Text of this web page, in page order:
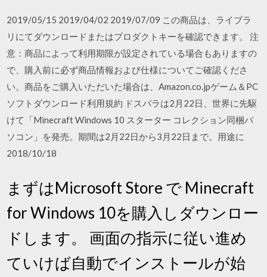
2019/05/15 2019/04/02 2019/07/09 この商品は、ライブラ
リにてダウンロードまたはプロダクトキーを確認できます。 注
意：商品によって利用期限が設定されている場合もありますの
で、購入前に必ず商品情報および仕様についてご確認くださ
い。商品をご購入いただいた場合は、Amazon.co.jpゲーム＆PC
ソフトダウンロード利用規約 ドスパラは2月22日、世界に先駆
けて「Minecraft Windows 10 スターター コレクション同梱パ
ソコン」を発売。期間は2月22日から3月22日まで。用途に
2018/10/18
まずはMicrosoft Store で Minecraft
for Windows 10を購入しダウンロー
ドします。 画面の指示に従い進め
ていけば自動でインストールが始